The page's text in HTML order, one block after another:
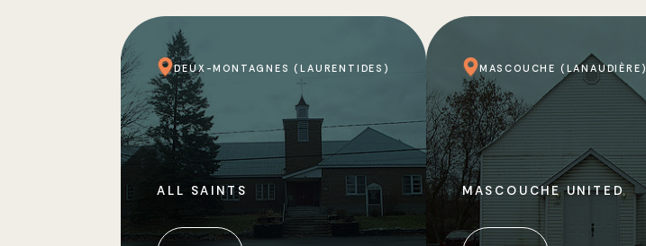
DEUX-MONTAGNES (LAURENTIDES)
ALL SAINTS
MASCOUCHE (LANAUDIÈRE)
MASCOUCHE UNITED